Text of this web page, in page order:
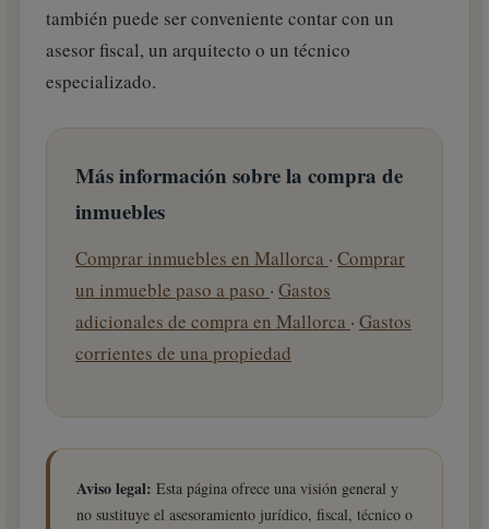
también puede ser conveniente contar con un
asesor fiscal, un arquitecto o un técnico
especializado.
Más información sobre la compra de
inmuebles
Comprar inmuebles en Mallorca · Comprar
un inmueble paso a paso · Gastos
adicionales de compra en Mallorca · Gastos
corrientes de una propiedad
Aviso legal: Esta página ofrece una visión general y
no sustituye el asesoramiento jurídico, fiscal, técnico o